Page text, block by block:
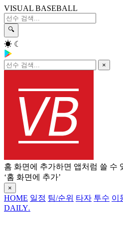
VISUAL BASEBALL
🔍
☀ ☾
×
홈 화면에 추가하면 앱처럼 쓸 수
‘홈 화면에 추가’
×
HOME 일정 팀/순위 타자 투수 이
DAILY.